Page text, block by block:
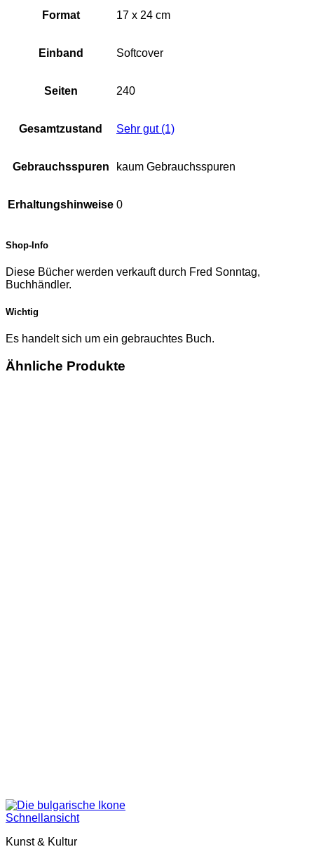
Format 17 x 24 cm
Einband Softcover
Seiten 240
Gesamtzustand Sehr gut (1)
Gebrauchsspuren kaum Gebrauchsspuren
Erhaltungshinweise 0
Shop-Info
Diese Bücher werden verkauft durch Fred Sonntag,
Buchhändler.
Wichtig
Es handelt sich um ein gebrauchtes Buch.
Ähnliche Produkte
Schnellansicht
Kunst & Kultur